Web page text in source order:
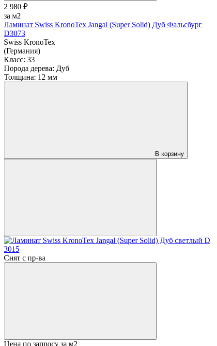
2 980 ₽
за м2
Ламинат Swiss KronoTex Jangal (Super Solid) Дуб Фальсбург
D3073
Swiss KronoTex
(Германия)
Класс: 33
Порода дерева: Дуб
Толщина: 12 мм
В корзину
Снят с пр-ва
Цена по запросу за м2